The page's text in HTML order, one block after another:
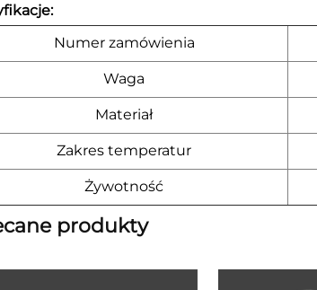
Numer zamówienia
Waga
Materiał
Zakres temperatur
Żywotność
produkty